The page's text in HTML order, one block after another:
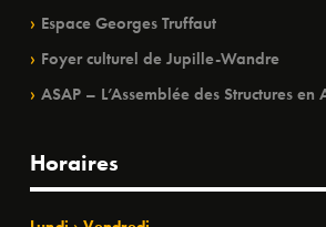
Espace Georges Truffaut
Foyer culturel de Jupille-Wandre
ASAP – L’Assemblée des Structures en
Horaires